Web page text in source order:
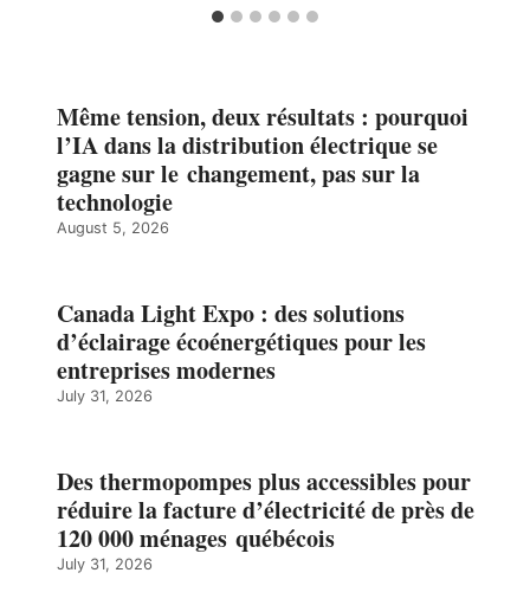
Même tension, deux résultats : pourquoi
l’IA dans la distribution électrique se
gagne sur le changement, pas sur la
technologie
August 5, 2026
Canada Light Expo : des solutions
d’éclairage écoénergétiques pour les
entreprises modernes
July 31, 2026
Des thermopompes plus accessibles pour
réduire la facture d’électricité de près de
120 000 ménages québécois
July 31, 2026